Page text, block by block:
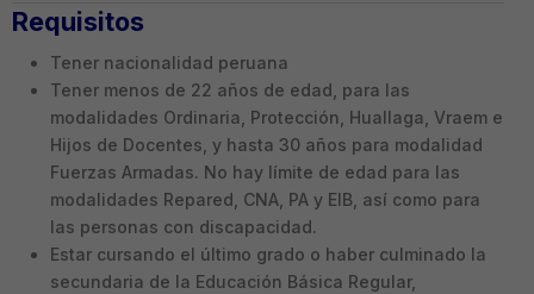
Requisitos
Tener nacionalidad peruana
Tener menos de 22 años de edad, para las
modalidades Ordinaria, Protección, Huallaga, Vraem e
Hijos de Docentes, y hasta 30 años para modalidad
Fuerzas Armadas. No hay límite de edad para las
modalidades Repared, CNA, PA y EIB, así como para
las personas con discapacidad.
Estar cursando el último grado o haber culminado la
secundaria de la Educación Básica Regular,